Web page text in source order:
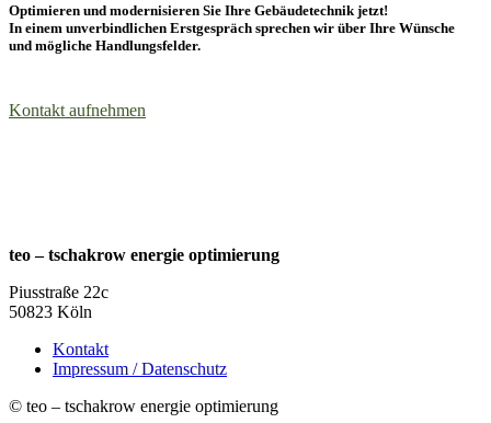
Optimieren und modernisieren Sie Ihre Gebäudetechnik jetzt!
In einem unverbindlichen Erstgespräch sprechen wir über Ihre Wünsche
und mögliche Handlungsfelder.
Kontakt aufnehmen
teo – tschakrow energie optimierung
Piusstraße 22c
50823 Köln
Kontakt
Impressum / Datenschutz
© teo – tschakrow energie optimierung